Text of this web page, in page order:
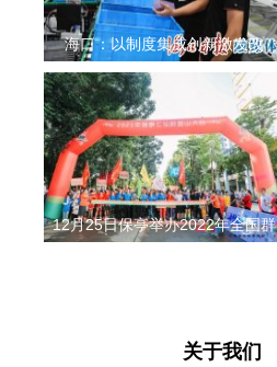
海口：以制度集成创新激发改
12月25日保亭举办2022年全国群
关于我们